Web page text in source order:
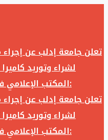
تعلن جامعة إدلب عن
لشراء وتوريد
المكتب الإعلامي في جامعة إدلب وفق الآتي:
تعلن جامعة إدلب عن
لشراء وتوريد
المكتب الإعلامي في جامعة إدلب وفق الآتي: